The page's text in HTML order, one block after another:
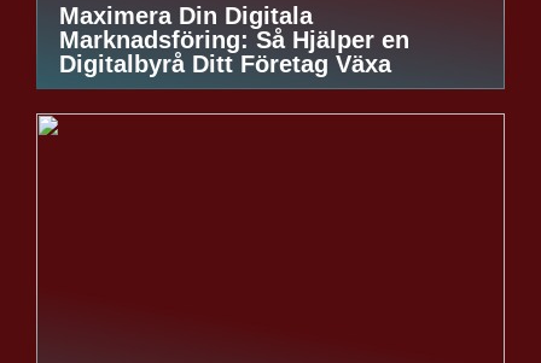
Maximera Din Digitala
Marknadsföring: Så Hjälper en
Digitalbyrå Ditt Företag Växa